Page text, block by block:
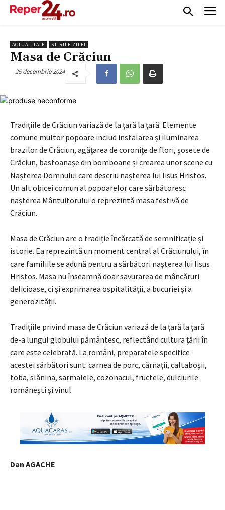
ACTUALITATE STIRILE ZILEI
Masa de Crăciun
25 decembrie 2024
Tradițiile de Crăciun variază de la țară la țară. Elemente
comune multor popoare includ instalarea și iluminarea
brazilor de Crăciun, agățarea de coronițe de flori, șosete de
Crăciun, bastoanașe din bomboane și crearea unor scene cu
Nașterea Domnului care descriu nașterea lui Iisus Hristos.
Un alt obicei comun al popoarelor care sărbătoresc
nașterea Mântuitorului o reprezintă masa festivă de
Crăciun.
Masa de Crăciun are o tradiție încărcată de semnificație și
istorie. Ea reprezintă un moment central al Crăciunului, în
care familiile se adună pentru a sărbători nașterea lui Iisus
Hristos. Masa nu înseamnă doar savurarea de mâncăruri
delicioase, ci și exprimarea ospitalității, a bucuriei și a
generozității.
Tradițiile privind masa de Crăciun variază de la țară la țară
de-a lungul globului pământesc, reflectând cultura țării în
care este celebrată. La români, preparatele specifice
acestei sărbători sunt: carnea de porc, cârnații, caltaboșii,
toba, slănina, sarmalele, cozonacul, fructele, dulciurile
românești și vinul.
Dan AGACHE